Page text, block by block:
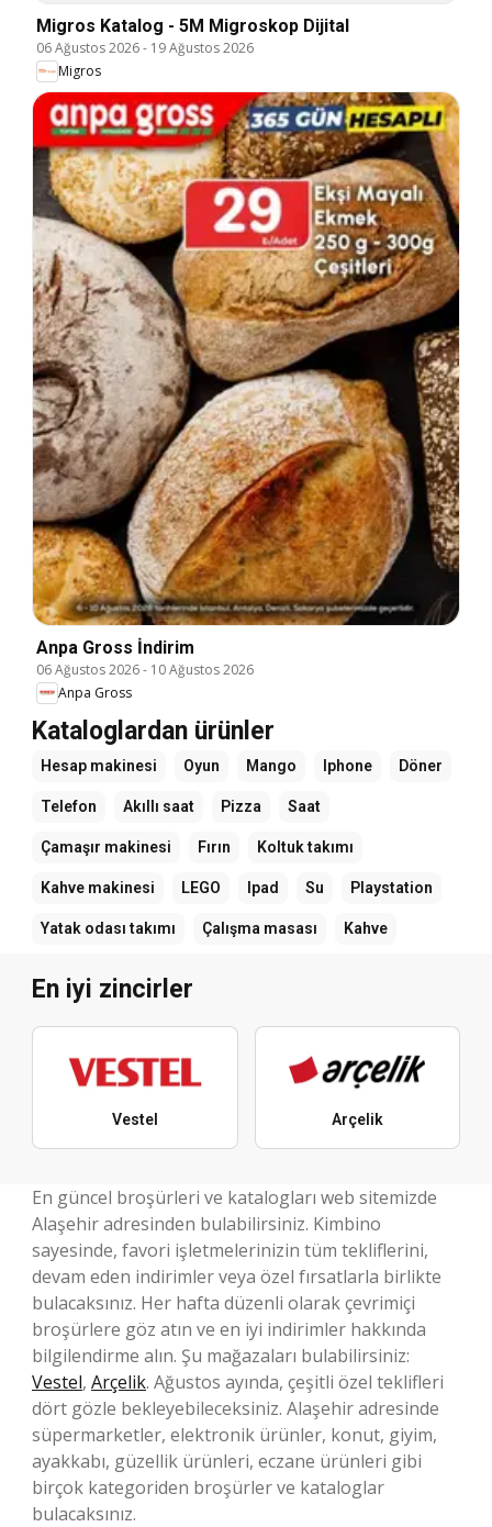
Migros Katalog - 5M Migroskop Dijital
06 Ağustos 2026- 19 Ağustos 2026
Migros
Anpa Gross İndirim
06 Ağustos 2026- 10 Ağustos 2026
Anpa Gross
Kataloglardan ürünler
Hesap makinesi Oyun Mango Iphone Döner
Telefon Akıllı saat Pizza Saat
Çamaşır makinesi Fırın Koltuk takımı
Kahve makinesi LEGO Ipad Su Playstation
Yatak odası takımı Çalışma masası Kahve
En iyi zincirler
Vestel Arçelik
En güncel broşürleri ve katalogları web sitemizde
Alaşehir adresinden bulabilirsiniz. Kimbino
sayesinde, favori işletmelerinizin tüm tekliflerini,
devam eden indirimler veya özel fırsatlarla birlikte
bulacaksınız. Her hafta düzenli olarak çevrimiçi
broşürlere göz atın ve en iyi indirimler hakkında
bilgilendirme alın. Şu mağazaları bulabilirsiniz:
Vestel, Arçelik. Ağustos ayında, çeşitli özel teklifleri
dört gözle bekleyebileceksiniz. Alaşehir adresinde
süpermarketler, elektronik ürünler, konut, giyim,
ayakkabı, güzellik ürünleri, eczane ürünleri gibi
birçok kategoriden broşürler ve kataloglar
bulacaksınız.